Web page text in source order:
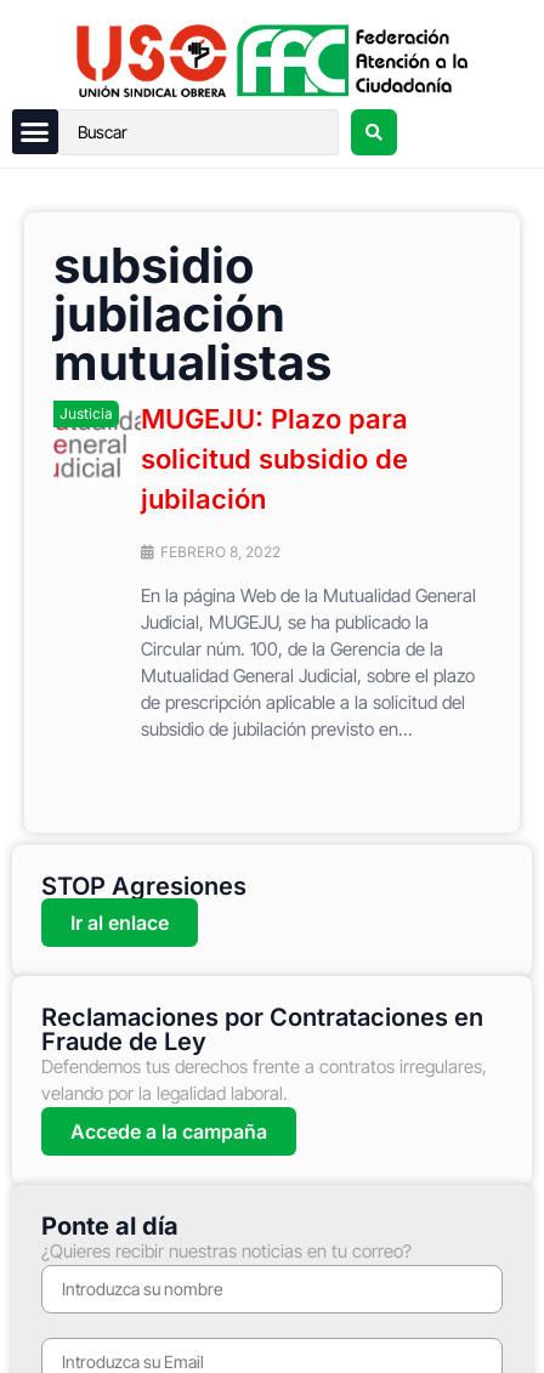
subsidio
jubilación
mutualistas
Justicia
MUGEJU: Plazo para
solicitud subsidio de
jubilación
FEBRERO 8, 2022
En la página Web de la Mutualidad General
Judicial, MUGEJU, se ha publicado la
Circular núm. 100, de la Gerencia de la
Mutualidad General Judicial, sobre el plazo
de prescripción aplicable a la solicitud del
subsidio de jubilación previsto en...
STOP Agresiones
Ir al enlace
Reclamaciones por Contrataciones en
Fraude de Ley
Defendemos tus derechos frente a contratos irregulares,
velando por la legalidad laboral.
Accede a la campaña
Ponte al día
¿Quieres recibir nuestras noticias en tu correo?